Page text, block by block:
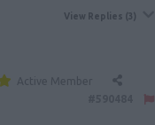
View Replies (3)
Active Member